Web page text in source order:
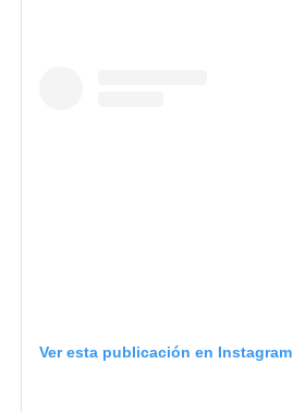
Ver esta publicación en Instagram